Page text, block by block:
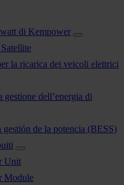
di Kempower
la ricarica dei veicoli elettrici
dell’energia di
gestión de la potencia (BESS)
Unit
Module